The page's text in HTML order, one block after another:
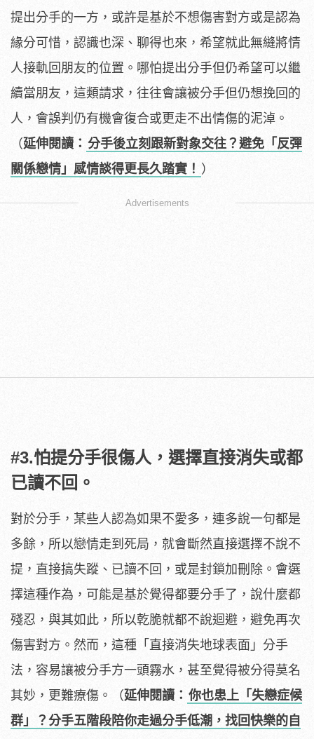
提出分手的一方，或許是基於不想傷害對方或是認為
緣分可惜，認識也深、聊得也來，希望就此無縫將情
人接軌回朋友的位置。哪怕提出分手但仍希望可以繼
續當朋友，這類請求，往往會讓被分手但仍想挽回的
人，會誤判仍有機會復合或更走不出情傷的泥淖。
（延伸閱讀： 分手後立刻跟新對象交往？避免「反彈
關係戀情」感情談得更長久踏實！ ）
Advertisements
#3.怕提分手很傷人，選擇直接消失或都
已讀不回。
對於分手，某些人認為如果不愛多，連多說一句都是
多餘，所以戀情走到死局，就會斷然直接選擇不說不
提，直接搞失蹤、已讀不回，或是封鎖加刪除。會選
擇這種作為，可能是基於覺得都要分手了，說什麼都
殘忍，與其如此，所以乾脆就都不說迴避，避免再次
傷害對方。然而，這種「直接消失地球表面」分手
法，容易讓被分手方一頭霧水，甚至覺得被分得莫名
其妙，更難療傷。（延伸閱讀： 你也患上「失戀症候
群」？分手五階段陪你走過分手低潮，找回快樂的自